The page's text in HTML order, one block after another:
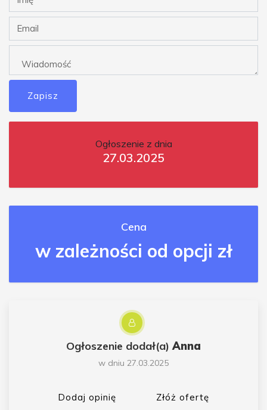
Zapisz
Ogłoszenie z dnia
27.03.2025
Cena
w zależności od opcji zł
Ogłoszenie dodał(a)Anna
w dniu 27.03.2025
Dodaj opinię Złóż ofertę